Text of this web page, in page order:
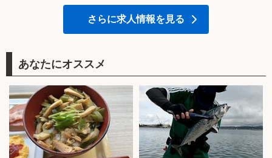
さらに求人情報を見る
あなたにオススメ